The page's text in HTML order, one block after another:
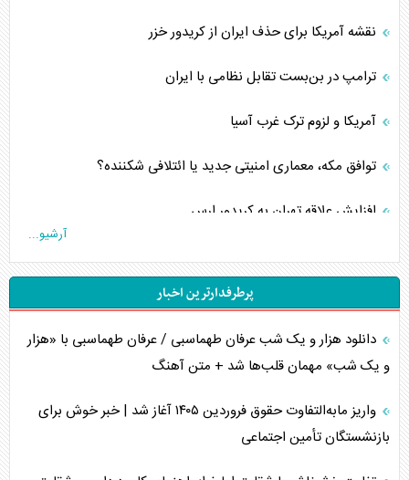
نقشه آمریکا برای حذف ایران از کریدور خزر
ترامپ در بن‌بست تقابل نظامی با ایران
آمریکا و لزوم ترک غرب آسیا
توافق مکه، معماری امنیتی جدید یا ائتلافی شکننده؟
افزایش علاقه تهران به کریدور ارس
خبرنگار، معمار تصاویر حماسی در جنگ روایت‌ها
چگونه عربستان برابر ایران دچار خطای محاسباتی شد؟
آرشیو...
پرطرفدارترین اخبار
دانلود هزار و یک شب عرفان طهماسبی / عرفان طهماسبی با «هزار
و یک شب» مهمان قلب‌ها شد + متن آهنگ
واریز مابه‌التفاوت حقوق فروردین ۱۴۰۵ آغاز شد | خبر خوش برای
بازنشستگان تأمین اجتماعی